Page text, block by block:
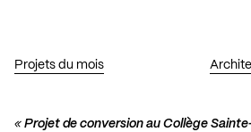
Projets du mois
« Projet de conversion au Collège